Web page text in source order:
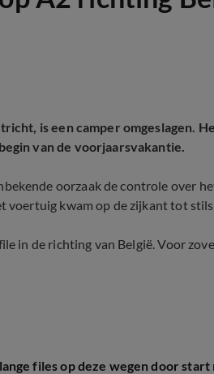
is een camper omgeslagen.
van de voorjaarsvakantie.
oorzaak de controle over
voertuig kwam op de zijkant tot
in de richting van België. Voor
files op deze wegen door